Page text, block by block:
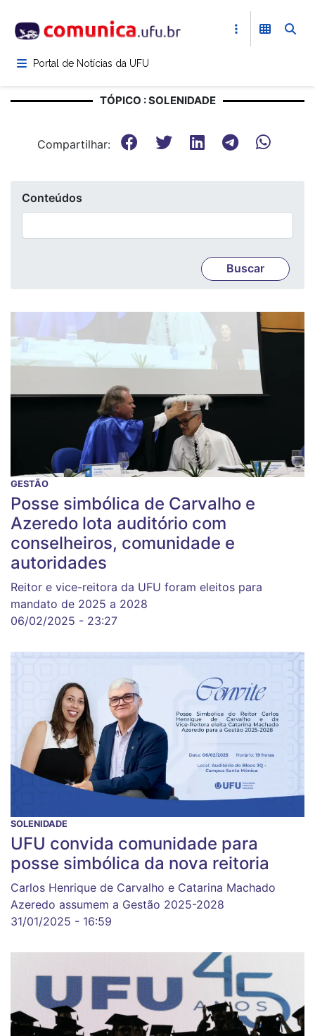
para
conteúdoPortal de Notícias da UFU
TÓPICO : SOLENIDADE
Compartilhar:
Conteúdos
GESTÃO
Posse simbólica de Carvalho e
Azeredo lota auditório com
conselheiros, comunidade e
autoridades
Reitor e vice-reitora da UFU foram eleitos para
mandato de 2025 a 2028
06/02/2025 - 23:27
SOLENIDADE
UFU convida comunidade para
posse simbólica da nova reitoria
Carlos Henrique de Carvalho e Catarina Machado
Azeredo assumem a Gestão 2025-2028
31/01/2025 - 16:59